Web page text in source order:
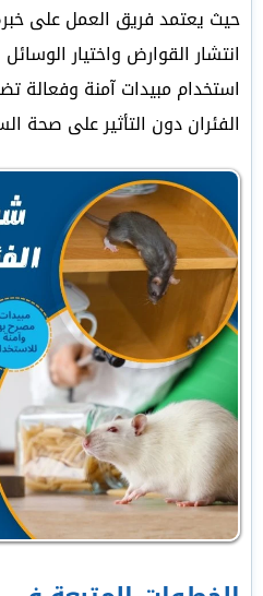
حيث يعتمد فريق العمل على
انتشار القوارض واختيار
استخدام مبيدات آمنة وفعالة
الفئران دون التأثير على صحة